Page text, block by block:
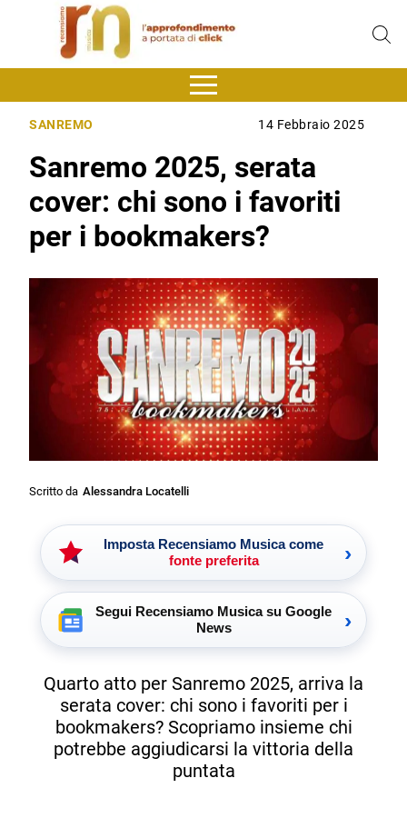
SANREMO 14 Febbraio 2025
Sanremo 2025, serata
cover: chi sono i favoriti
per i bookmakers?
Scritto da Alessandra Locatelli
Imposta Recensiamo Musica come
fonte preferita
›
Segui Recensiamo Musica su Google
News
›
Quarto atto per Sanremo 2025, arriva la
serata cover: chi sono i favoriti per i
bookmakers? Scopriamo insieme chi
potrebbe aggiudicarsi la vittoria della
puntata